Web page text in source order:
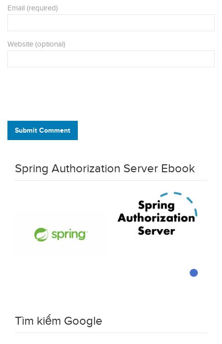
Email (required)
Website (optional)
Submit Comment
Spring Authorization Server Ebook
Tìm kiếm Google